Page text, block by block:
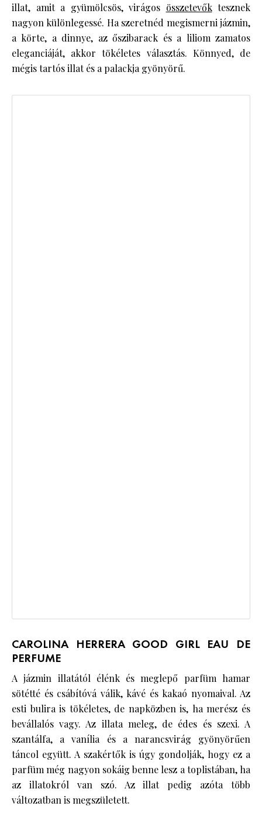
illat, amit a gyümölcsös, virágos összetevőktesznek
nagyon különlegessé. Ha szeretnéd megismerni jázmin,
a körte, a dinnye, az őszibarack és a liliom zamatos
eleganciáját, akkor tökéletes választás. Könnyed, de
mégis tartós illat és a palackja gyönyörű.
CAROLINA HERRERA GOOD GIRL EAU DE
PERFUME
A jázmin illatától élénk és meglepő parfüm hamar
sötétté és csábítóvá válik, kávé és kakaó nyomaival. Az
esti bulira is tökéletes, de napközben is, ha merész és
bevállalós vagy. Az illata meleg, de édes és szexi. A
szantálfa, a vanília és a narancsvirág gyönyörűen
táncol együtt. A szakértők is úgy gondolják, hogy ez a
parfüm még nagyon sokáig benne lesz a toplistában, ha
az illatokról van szó. Az illat pedig azóta több
változatban is megszületett.